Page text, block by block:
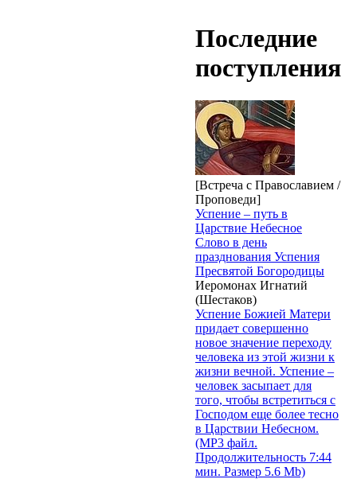
Последние
поступления
[Встреча с Православием /
Проповеди]
Успение – путь в
Царствие Небесное
Слово в день
празднования Успения
Пресвятой Богородицы
Иеромонах Игнатий
(Шестаков)
Успение Божией Матери
придает совершенно
новое значение переходу
человека из этой жизни к
жизни вечной. Успение –
человек засыпает для
того, чтобы встретиться с
Господом еще более тесно
в Царствии Небесном.
(MP3 файл.
Продолжительность 7:44
мин. Размер 5.6 Mb)